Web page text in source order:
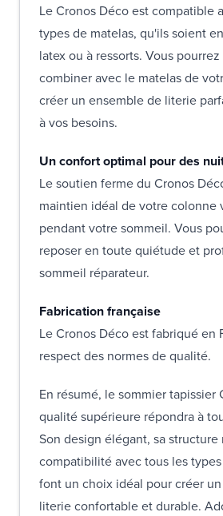
Le Cronos Déco est compatible
types de matelas, qu'ils soient
latex ou à ressorts. Vous
combiner avec le matelas de
créer un ensemble de literie
à vos besoins.
Un confort optimal pour des
Le soutien ferme du Cronos
maintien idéal de votre colonne
pendant votre sommeil. Vous
reposer en toute quiétude et
sommeil réparateur.
Fabrication française
Le Cronos Déco est fabriqué en
respect des normes de qualité.
En résumé, le sommier tapissier
qualité supérieure répondra à
Son design élégant, sa structure
compatibilité avec tous les
font un choix idéal pour créer
literie confortable et durable.